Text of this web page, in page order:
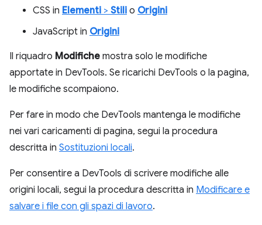
CSS in Elementi > Stili o Origini
JavaScript in Origini
Il riquadro Modifiche mostra solo le modifiche
apportate in DevTools. Se ricarichi DevTools o la pagina,
le modifiche scompaiono.
Per fare in modo che DevTools mantenga le modifiche
nei vari caricamenti di pagina, segui la procedura
descritta in Sostituzioni locali.
Per consentire a DevTools di scrivere modifiche alle
origini locali, segui la procedura descritta in Modificare e
salvare i file con gli spazi di lavoro.